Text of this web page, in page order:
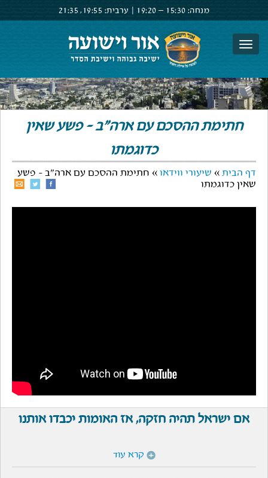
מנחה: 15:30 –
19:20 ערבית: 19:55,
21:35
חתימת ההסכם עם ארה"ב - פשע שאין
כדוגמתו
דף הבית » שיעורי ווידאו » חתימת ההסכם עם ארה"ב - פשע
שאין כדוגמתו
אם ישראל תהיה חזקה, אז האומות יכבדו אותנו
קרא עוד